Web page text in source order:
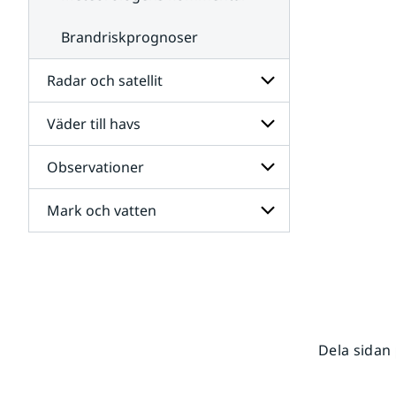
Brandriskprognoser
Radar och satellit
Undersidor
för
Radar
och
satellit
Väder till havs
Undersidor
för
Väder
till
havs
Observationer
Undersidor
för
Mark och vatten
Dela sidan